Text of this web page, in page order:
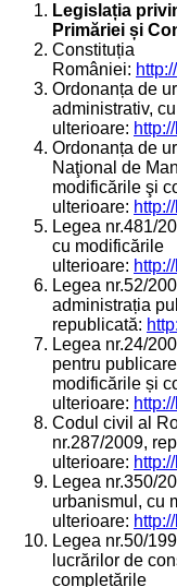
Legislația
Primăriei și
Constituția
României:
Ordonanța de
administrativ,
ulterioare:
Ordonanța de
Naţional de
modificările şi
ulterioare:
Legea nr.481/
cu modificările
ulterioare:
Legea nr.52/
administrația
republicată:
Legea nr.24/
pentru
modificările și
ulterioare:
Codul civil al
nr.287/2009,
ulterioare:
Legea nr.350/
urbanismul, cu
ulterioare:
Legea nr.50/
lucrărilor de
completările